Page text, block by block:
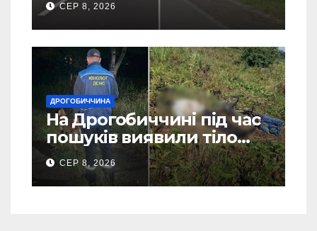
СЕР 8, 2026
ДРОГОБИЧЧИНА
На Дрогобиччині під час
пошуків виявили тіло
зниклого чоловіка (Фото)
СЕР 8, 2026